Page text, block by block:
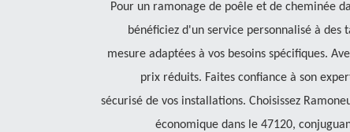
Pour un ramonage de poêle et de cheminée
bénéficiez d'un service personnalisé à
mesure adaptées à vos besoins spécifiques.
prix réduits. Faites confiance à son
sécurisé de vos installations. Choisissez
économique dans le 47120,